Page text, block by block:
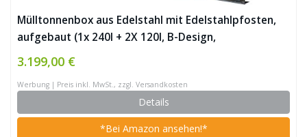
Mülltonnenbox aus Edelstahl mit Edelstahlpfosten,
aufgebaut (1x 240l + 2X 120l, B-Design,
Pflanzenwanne, Edelstahl)
3.199,00 €
Werbung | Preis inkl. MwSt., zzgl. Versandkosten
Details
*Bei Amazon ansehen!*